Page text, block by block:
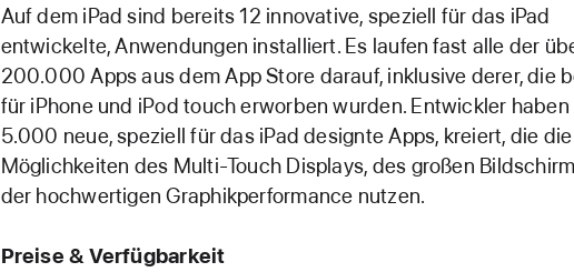
Auf dem iPad sind bereits 12 innovative, speziell für das iPad
entwickelte, Anwendungen installiert. Es laufen fast alle der
200.000 Apps aus dem App Store darauf, inklusive derer, die
für iPhone und iPod touch erworben wurden. Entwickler
5.000 neue, speziell für das iPad designte Apps, kreiert, die die
Möglichkeiten des Multi-Touch Displays, des großen
der hochwertigen Graphikperformance nutzen.
Preise & Verfügbarkeit